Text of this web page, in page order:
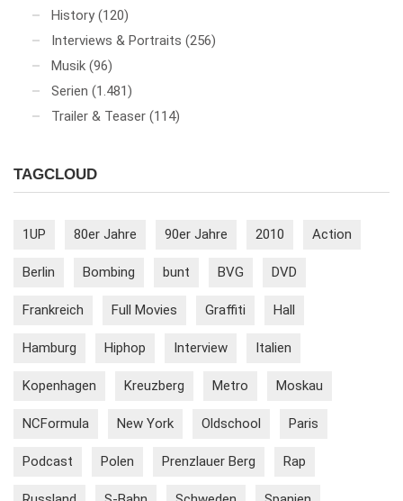
History (120)
Interviews & Portraits (256)
Musik (96)
Serien (1.481)
Trailer & Teaser (114)
TAGCLOUD
1UP 80er Jahre 90er Jahre 2010 Action
Berlin Bombing bunt BVG DVD
Frankreich Full Movies Graffiti Hall
Hamburg Hiphop Interview Italien
Kopenhagen Kreuzberg Metro Moskau
NCFormula New York Oldschool Paris
Podcast Polen Prenzlauer Berg Rap